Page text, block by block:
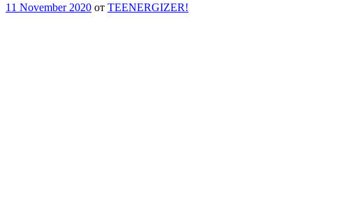
11 November 2020 от TEENERGIZER!